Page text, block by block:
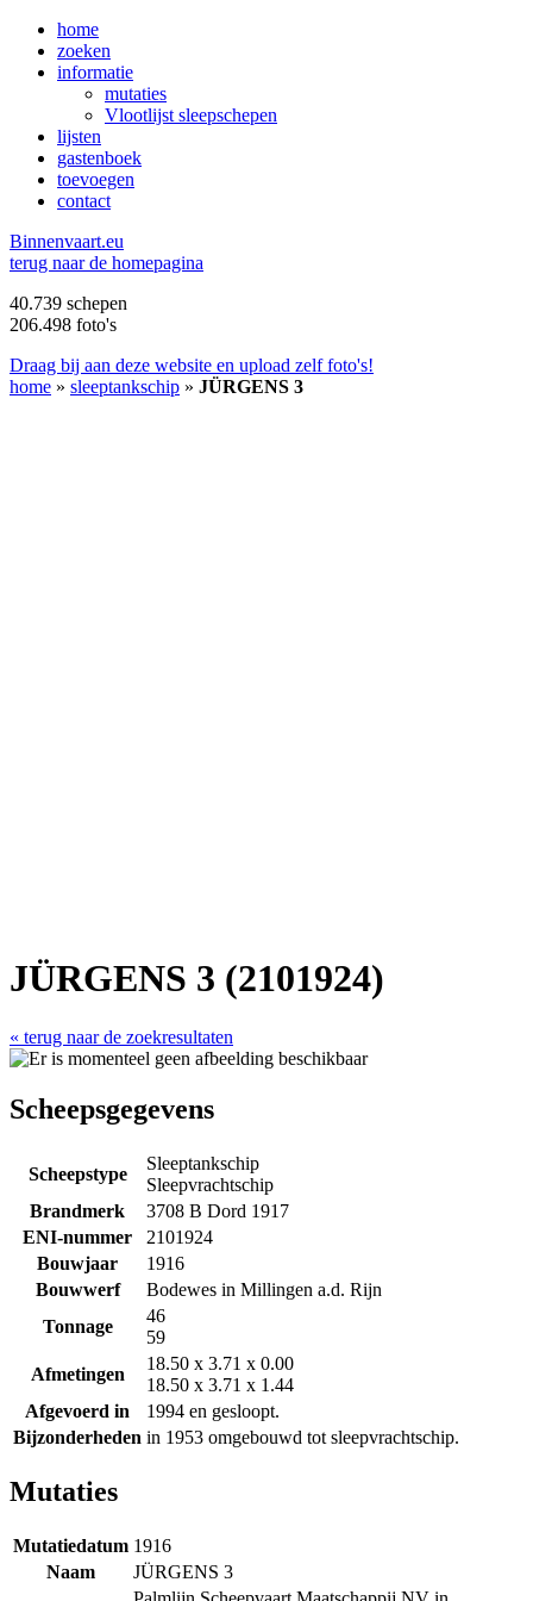
home
zoeken
informatie
mutaties
Vlootlijst sleepschepen
lijsten
gastenboek
toevoegen
contact
Binnenvaart.eu
terug naar de homepagina
40.739 schepen
206.498 foto's
Draag bij aan deze website en upload zelf foto's!
home » sleeptankschip » JÜRGENS 3
JÜRGENS 3 (2101924)
« terug naar de zoekresultaten
Scheepsgegevens
Scheepstype
Sleeptankschip
Sleepvrachtschip
Brandmerk
3708 B Dord 1917
ENI-nummer
2101924
Bouwjaar
1916
Bouwwerf
Bodewes in Millingen a.d. Rijn
Tonnage
46
59
Afmetingen
18.50 x 3.71 x 0.00
18.50 x 3.71 x 1.44
Afgevoerd in
1994 en gesloopt.
Bijzonderheden in 1953 omgebouwd tot sleepvrachtschip.
Mutaties
Mutatiedatum 1916
Naam
JÜRGENS 3